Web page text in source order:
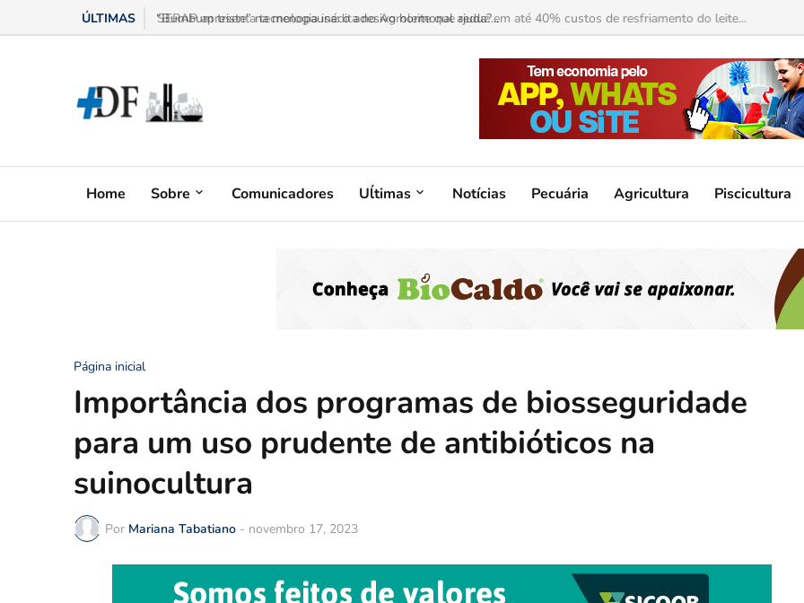
ÚLTIMAS “Bumbum triste” na menopausa: o adesivo hormonal ajuda?...
Home Sobre Comunicadores Uĺtimas Notícias Pecuária Agricultura Piscicultura
Página inicial
Importância dos programas de biosseguridade
para um uso prudente de antibióticos na
suinocultura
Por Mariana Tabatiano - novembro 17, 2023